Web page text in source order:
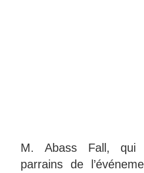
M. Abass Fall, qui
parrains de